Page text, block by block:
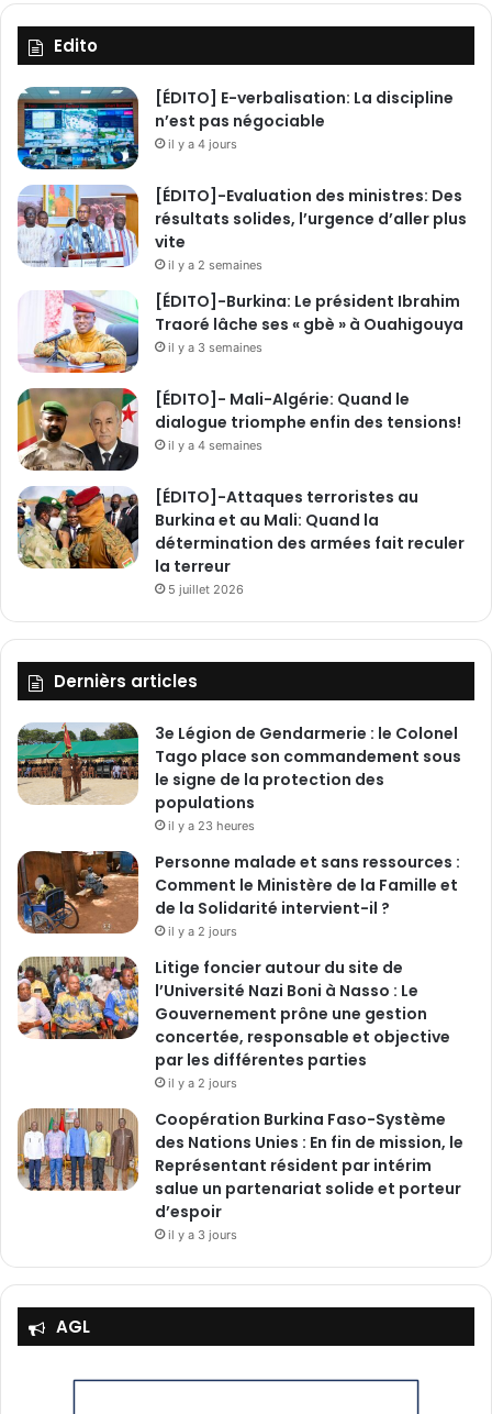
Edito
[ÉDITO] E-verbalisation: La discipline
n’est pas négociable
il y a 4 jours
[ÉDITO]-Evaluation des ministres: Des
résultats solides, l’urgence d’aller plus
vite
il y a 2 semaines
[ÉDITO]-Burkina: Le président Ibrahim
Traoré lâche ses « gbè » à Ouahigouya
il y a 3 semaines
[ÉDITO]- Mali-Algérie: Quand le
dialogue triomphe enfin des tensions!
il y a 4 semaines
[ÉDITO]-Attaques terroristes au
Burkina et au Mali: Quand la
détermination des armées fait reculer
la terreur
5 juillet 2026
Dernièrs articles
3e Légion de Gendarmerie : le Colonel
Tago place son commandement sous
le signe de la protection des
populations
il y a 23 heures
Personne malade et sans ressources :
Comment le Ministère de la Famille et
de la Solidarité intervient-il ?
il y a 2 jours
Litige foncier autour du site de
l’Université Nazi Boni à Nasso : Le
Gouvernement prône une gestion
concertée, responsable et objective
par les différentes parties
il y a 2 jours
‎Coopération Burkina Faso-Système
des Nations Unies : En fin de mission, le
Représentant résident par intérim
salue un partenariat solide et porteur
d’espoir
il y a 3 jours
AGL